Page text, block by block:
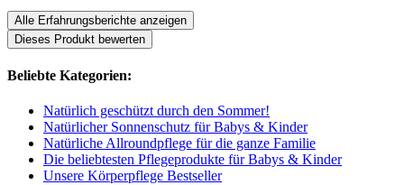
Alle Erfahrungsberichte anzeigen
Dieses Produkt bewerten
Beliebte Kategorien:
Natürlich geschützt durch den Sommer!
Natürlicher Sonnenschutz für Babys & Kinder
Natürliche Allroundpflege für die ganze Familie
Die beliebtesten Pflegeprodukte für Babys & Kinder
Unsere Körperpflege Bestseller